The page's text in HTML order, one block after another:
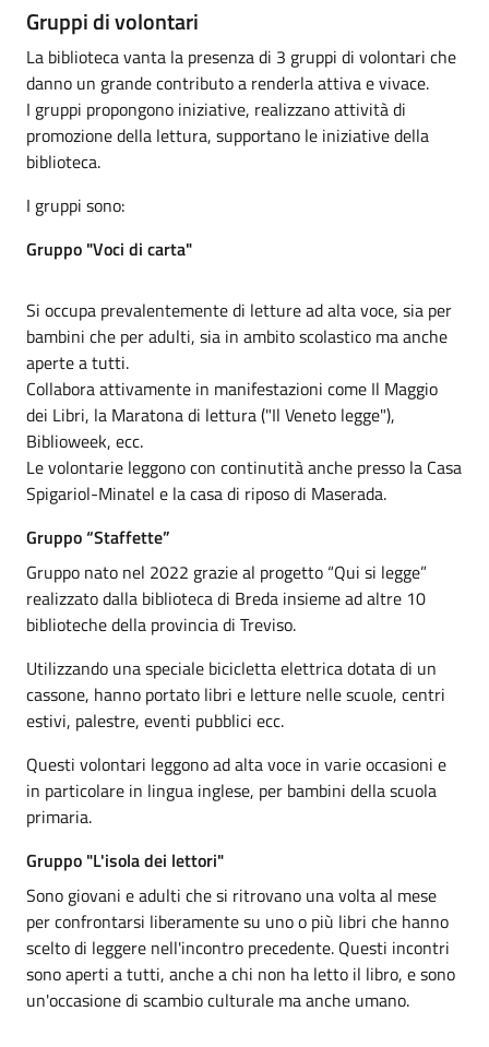
Gruppi di volontari
La biblioteca vanta la presenza di 3 gruppi di volontari che
danno un grande contributo a renderla attiva e vivace.
I gruppi propongono iniziative, realizzano attività di
promozione della lettura, supportano le iniziative della
biblioteca.
I gruppi sono:
Gruppo "Voci di carta"
Si occupa prevalentemente di letture ad alta voce, sia per
bambini che per adulti, sia in ambito scolastico ma anche
aperte a tutti.
Collabora attivamente in manifestazioni come Il Maggio
dei Libri, la Maratona di lettura ("Il Veneto legge"),
Biblioweek, ecc.
Le volontarie leggono con continutità anche presso la Casa
Spigariol-Minatel e la casa di riposo di Maserada.
Gruppo “Staffette”
Gruppo nato nel 2022 grazie al progetto “Qui si legge”
realizzato dalla biblioteca di Breda insieme ad altre 10
biblioteche della provincia di Treviso.
Utilizzando una speciale bicicletta elettrica dotata di un
cassone, hanno portato libri e letture nelle scuole, centri
estivi, palestre, eventi pubblici ecc.
Questi volontari leggono ad alta voce in varie occasioni e
in particolare in lingua inglese, per bambini della scuola
primaria.
Gruppo "L'isola dei lettori"
Sono giovani e adulti che si ritrovano una volta al mese
per confrontarsi liberamente su uno o più libri che hanno
scelto di leggere nell'incontro precedente. Questi incontri
sono aperti a tutti, anche a chi non ha letto il libro, e sono
un'occasione di scambio culturale ma anche umano.